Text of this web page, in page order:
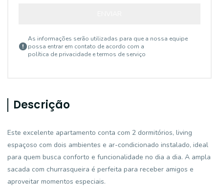
As informações serão utilizadas para que a nossa equipe
possa entrar em contato de acordo com a
política de privacidade e termos de serviço
Descrição
Este excelente apartamento conta com 2 dormitórios, living
espaçoso com dois ambientes e ar-condicionado instalado, ideal
para quem busca conforto e funcionalidade no dia a dia. A ampla
sacada com churrasqueira é perfeita para receber amigos e
aproveitar momentos especiais.